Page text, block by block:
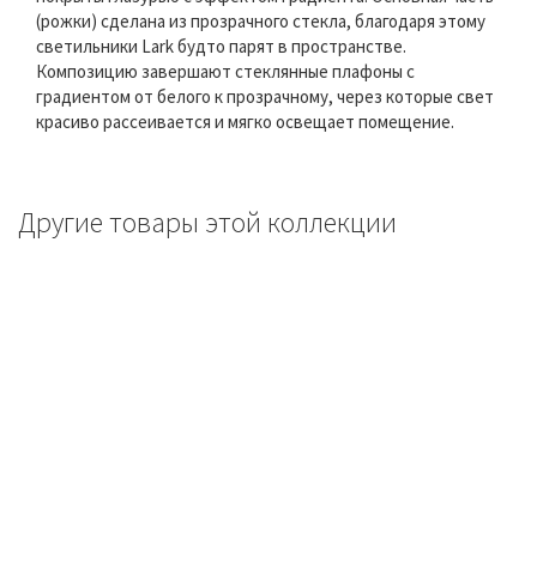
(рожки) сделана из прозрачного стекла, благодаря этому
светильники Lark будто парят в пространстве.
Композицию завершают стеклянные плафоны с
градиентом от белого к прозрачному, через которые свет
красиво рассеивается и мягко освещает помещение.
Другие товары этой коллекции